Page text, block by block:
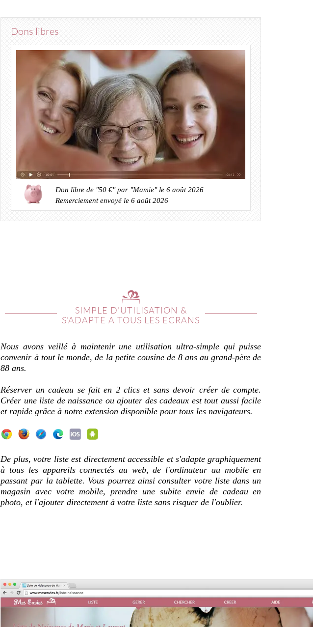
Dons libres
Don libre de "50 €" par "Mamie" le 6 août 2026
Remerciement envoyé le 6 août 2026
SIMPLE D'UTILISATION &
S'ADAPTE A TOUS LES ECRANS
Nous avons veillé à maintenir une utilisation ultra-simple qui puisse
convenir à tout le monde, de la petite cousine de 8 ans au grand-père de
88 ans.
Réserver un cadeau se fait en 2 clics et sans devoir créer de compte.
Créer une liste de naissance ou ajouter des cadeaux est tout aussi facile
et rapide grâce à notre extension disponible pour tous les navigateurs.
De plus, votre liste est directement accessible et s'adapte graphiquement
à tous les appareils connectés au web, de l'ordinateur au mobile en
passant par la tablette. Vous pourrez ainsi consulter votre liste dans un
magasin avec votre mobile, prendre une subite envie de cadeau en
photo, et l'ajouter directement à votre liste sans risquer de l'oublier.